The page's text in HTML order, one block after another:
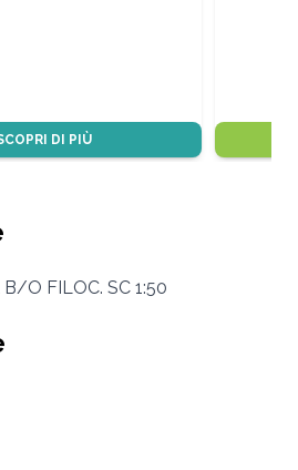
DI PIÙ
O FILOC. SC 1:50